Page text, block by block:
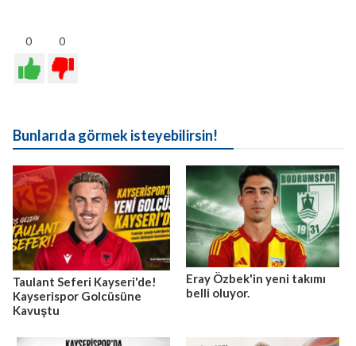
0 0
Bunlarıda görmek isteyebilirsin!
Taulant Seferi Kayseri'de!
Kayserispor Golcüsüne
Kavuştu
Eray Özbek'in yeni takımı
belli oluyor.